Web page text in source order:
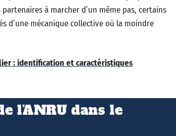
à marcher d’un même pas, certains
d’une mécanique collective où la moindre
: identification et caractéristiques
l’ANRU dans le